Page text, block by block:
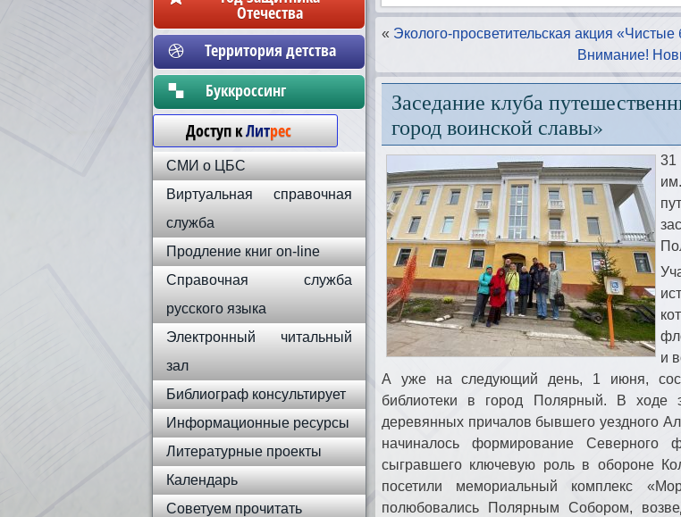
Отечества
Территория детства
Бyккpoccинг
Доступ кЛитрес
СМИ о ЦБС
Виртуальная справочная
служба
Продление книг on-line
Справочная служба
русского языка
Электронный читальный
зал
Библиограф консультирует
Информационные ресурсы
Литературные проекты
Календарь
Советуем прочитать
« Эколого-просветительская акция «Чистые
Внимание!
Заседание клуба
город воинской славы»
31
и
А уже на следующий день, 1 июня,
библиотеки в город Полярный. В ходе
деревянных причалов бывшего уездного
начиналось формирование Северного
сыгравшего ключевую роль в обороне
посетили мемориальный комплекс
полюбовались Полярным Собором,